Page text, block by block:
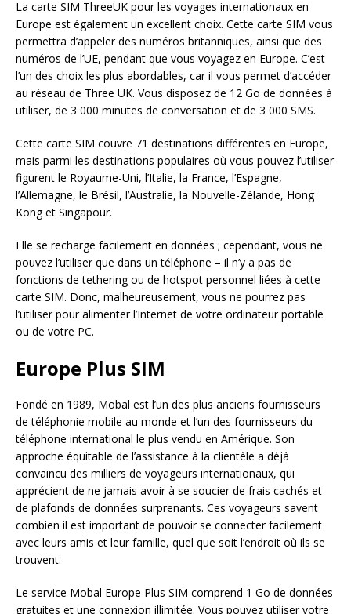
La carte SIM ThreeUK pour les voyages internationaux en
Europe est également un excellent choix. Cette carte SIM vous
permettra d’appeler des numéros britanniques, ainsi que des
numéros de l’UE, pendant que vous voyagez en Europe. C’est
l’un des choix les plus abordables, car il vous permet d’accéder
au réseau de Three UK. Vous disposez de 12 Go de données à
utiliser, de 3 000 minutes de conversation et de 3 000 SMS.
Cette carte SIM couvre 71 destinations différentes en Europe,
mais parmi les destinations populaires où vous pouvez l’utiliser
figurent le Royaume-Uni, l’Italie, la France, l’Espagne,
l’Allemagne, le Brésil, l’Australie, la Nouvelle-Zélande, Hong
Kong et Singapour.
Elle se recharge facilement en données ; cependant, vous ne
pouvez l’utiliser que dans un téléphone – il n’y a pas de
fonctions de tethering ou de hotspot personnel liées à cette
carte SIM. Donc, malheureusement, vous ne pourrez pas
l’utiliser pour alimenter l’Internet de votre ordinateur portable
ou de votre PC.
Europe Plus SIM
Fondé en 1989, Mobal est l’un des plus anciens fournisseurs
de téléphonie mobile au monde et l’un des fournisseurs du
téléphone international le plus vendu en Amérique. Son
approche équitable de l’assistance à la clientèle a déjà
convaincu des milliers de voyageurs internationaux, qui
apprécient de ne jamais avoir à se soucier de frais cachés et
de plafonds de données surprenants. Ces voyageurs savent
combien il est important de pouvoir se connecter facilement
avec leurs amis et leur famille, quel que soit l’endroit où ils se
trouvent.
Le service Mobal Europe Plus SIM comprend 1 Go de données
gratuites et une connexion illimitée. Vous pouvez utiliser votre